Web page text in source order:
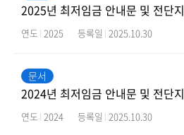
2025년 최저임금 안내문 및 전단지
연도 2025 등록일 2025.10.30
문서
2024년 최저임금 안내문 및 전단지
연도 2024 등록일 2025.10.30